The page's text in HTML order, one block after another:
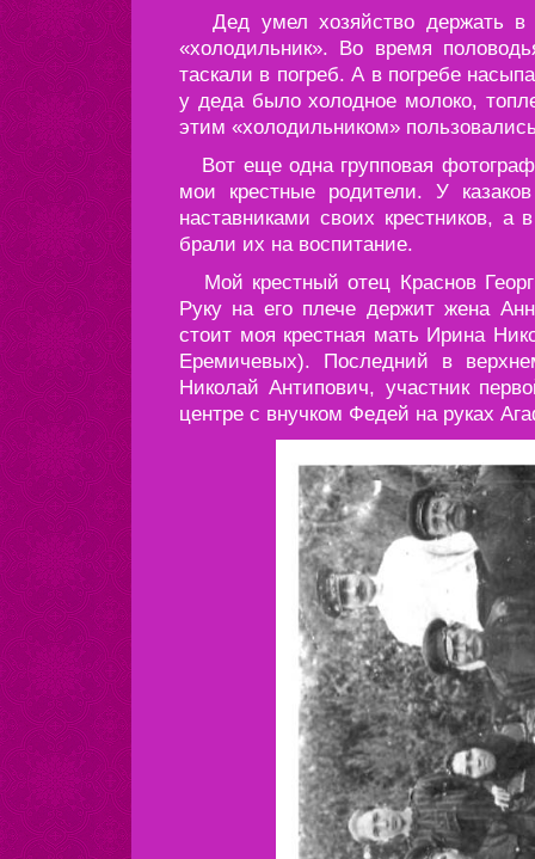
Дед умел хозяйство держать в
«холодильник». Во время
таскали в погреб. А в погребе
у деда было холодное молоко,
этим «холодильником»
Вот еще одна групповая
мои крестные родители. У
наставниками своих крестников, а
брали их на воспитание.
Мой крестный отец Краснов
Руку на его плече держит жена
стоит моя крестная мать Ирина
Еремичевых). Последний в
Николай Антипович, участник
центре с внучком Федей на руках